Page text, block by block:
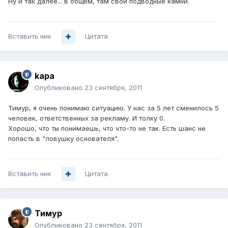
Вставить ник Цитата
kapa
Опубликовано 23 сентября, 2011
Тимур, я очень понимаю ситуацию. У нас за 5 лет сменилось 5
человек, ответственных за рекламу. И толку 0.
Хорошо, что ты понимаешь, что что-то не так. Есть шанс не
попасть в "ловушку основателя".
Вставить ник Цитата
Тимур
Опубликовано 23 сентября, 2011